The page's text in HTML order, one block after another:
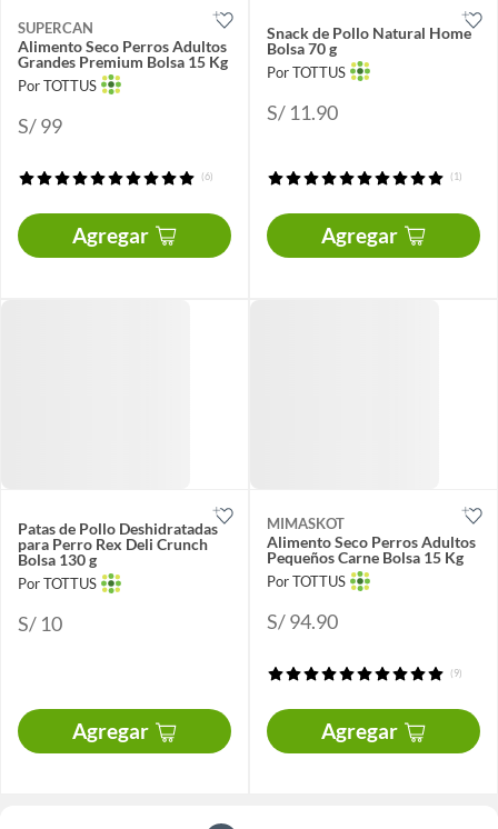
SUPERCAN
Alimento Seco Perros Adultos
Grandes Premium Bolsa 15 Kg
Por TOTTUS
S/ 99
(6)
Agregar
Snack de Pollo Natural Home
Bolsa 70 g
Por TOTTUS
S/ 11.90
(1)
Agregar
Patas de Pollo Deshidratadas
para Perro Rex Deli Crunch
Bolsa 130 g
Por TOTTUS
S/ 10
Agregar
MIMASKOT
Alimento Seco Perros Adultos
Pequeños Carne Bolsa 15 Kg
Por TOTTUS
S/ 94.90
(9)
Agregar